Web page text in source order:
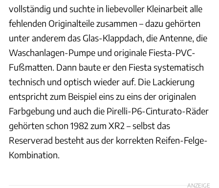
vollständig und suchte in liebevoller Kleinarbeit alle
fehlenden Originalteile zusammen – dazu gehörten
unter anderem das Glas-Klappdach, die Antenne, die
Waschanlagen-Pumpe und originale Fiesta-PVC-
Fußmatten. Dann baute er den Fiesta systematisch
technisch und optisch wieder auf. Die Lackierung
entspricht zum Beispiel eins zu eins der originalen
Farbgebung und auch die Pirelli-P6-Cinturato-Räder
gehörten schon 1982 zum XR2 – selbst das
Reserverad besteht aus der korrekten Reifen-Felge-
Kombination.
ANZEIGE